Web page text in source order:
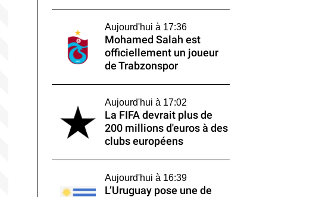
Aujourd'hui à 17:36
Mohamed Salah est
officiellement un joueur
de Trabzonspor
Aujourd'hui à 17:02
La FIFA devrait plus de
200 millions d'euros à des
clubs européens
Aujourd'hui à 16:39
L’Uruguay pose une de